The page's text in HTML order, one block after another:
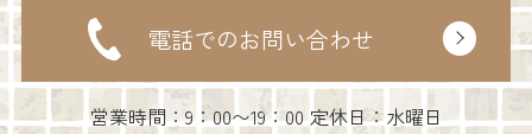
電話でのお問い合わせ
営業時間：9：00〜19：00 定休日：水曜日